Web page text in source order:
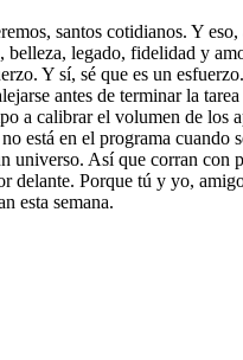
santos cotidianos. Y eso,
belleza, legado, fidelidad y
Y sí, sé que es un
antes de terminar la
a calibrar el volumen de los
está en el programa cuando
universo. Así que corran con
delante. Porque tú y yo,
esta semana.